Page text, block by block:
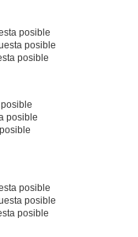
posible
posible
posible
posible
posible
posible
posible